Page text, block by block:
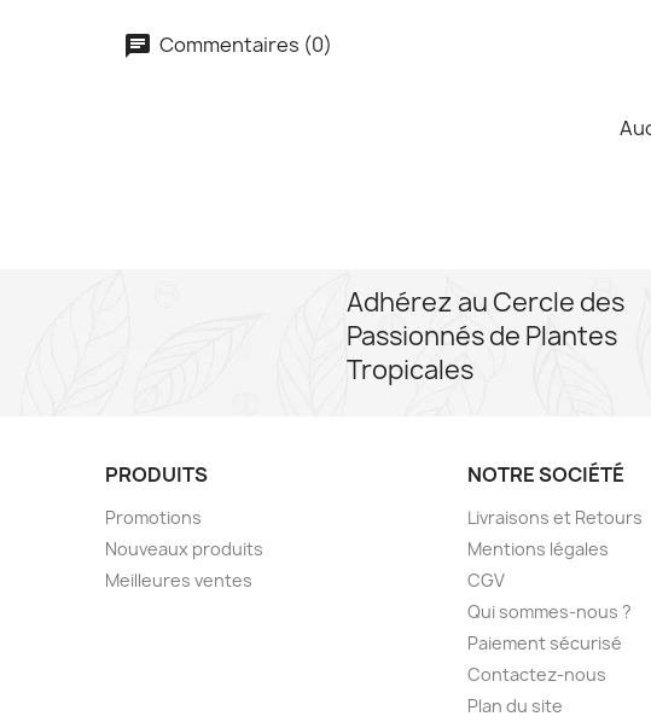
Commentaires (0)
Adhérez au Cercle des
Passionnés de Plantes
Tropicales
PRODUITS
Promotions
Nouveaux produits
Meilleures ventes
NOTRE SOCIÉTÉ
Livraisons et Retours
Mentions légales
CGV
Qui sommes-nous ?
Paiement sécurisé
Contactez-nous
Plan du site